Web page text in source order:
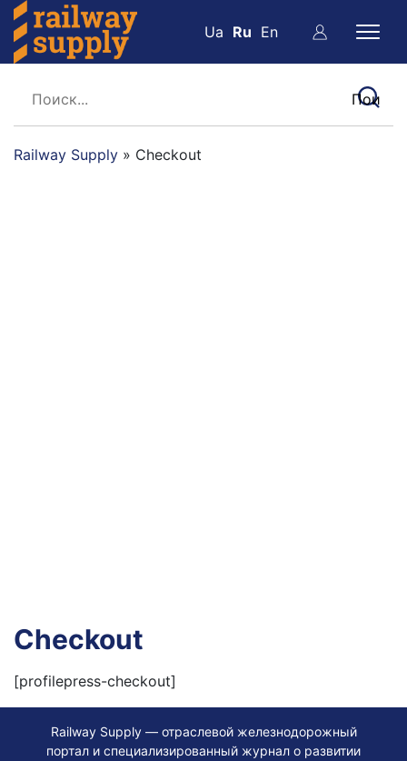
Ua Ru En
Railway Supply » Checkout
Checkout
[profilepress-checkout]
Railway Supply — отраслевой железнодорожный
портал и специализированный журнал о развитии